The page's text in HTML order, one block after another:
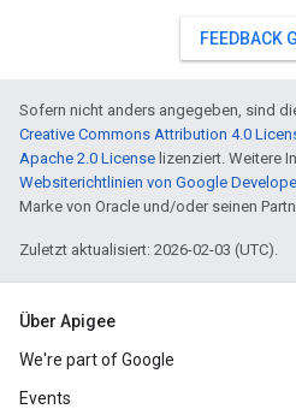
FEEDBACK
Sofern nicht anders angegeben, sind
Creative Commons Attribution 4.0
Apache 2.0 License lizenziert. Weitere
Websiterichtlinien von Google
Marke von Oracle und/oder seinen
Zuletzt aktualisiert: 2026-02-03 (UTC).
Über Apigee
We're part of Google
Events